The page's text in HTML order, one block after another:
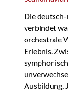
Die
verbindet
orchestrale
Erlebnis.
Ausbildung,